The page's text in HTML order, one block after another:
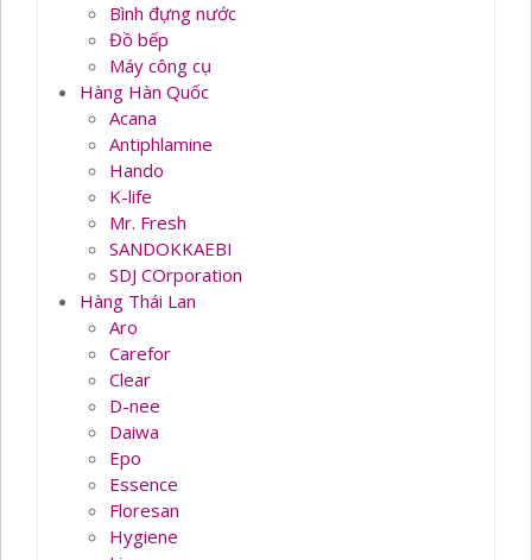
Bình đựng nước
Đồ bếp
Máy công cụ
Hàng Hàn Quốc
Acana
Antiphlamine
Hando
K-life
Mr. Fresh
SANDOKKAEBI
SDJ COrporation
Hàng Thái Lan
Aro
Carefor
Clear
D-nee
Daiwa
Epo
Essence
Floresan
Hygiene